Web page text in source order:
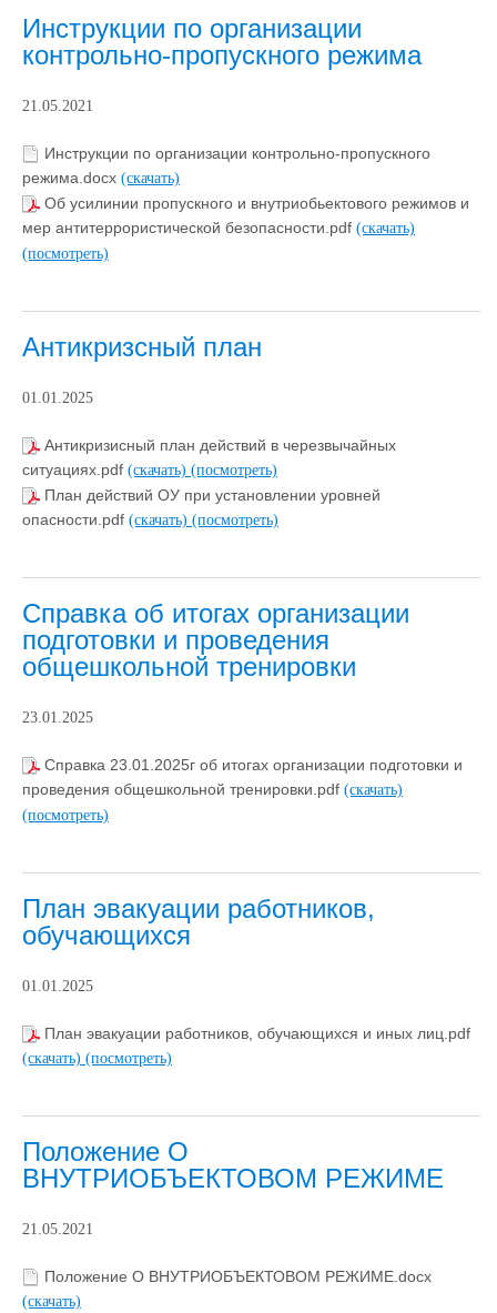
Инструкции по организации
контрольно-пропускного режима
21.05.2021
Инструкции по организации контрольно-пропускного
режима.docx (скачать)
Об усилинии пропускного и внутриобьектового режимов и
мер антитеррористической безопасности.pdf (скачать)
(посмотреть)
Антикризсный план
01.01.2025
Антикризисный план действий в черезвычайных
ситуациях.pdf (скачать) (посмотреть)
План действий ОУ при установлении уровней
опасности.pdf (скачать) (посмотреть)
Справка об итогах организации
подготовки и проведения
общешкольной тренировки
23.01.2025
Справка 23.01.2025г об итогах организации подготовки и
проведения общешкольной тренировки.pdf (скачать)
(посмотреть)
План эвакуации работников,
обучающихся
01.01.2025
План эвакуации работников, обучающихся и иных лиц.pdf
(скачать) (посмотреть)
Положение О
ВНУТРИОБЪЕКТОВОМ РЕЖИМЕ
21.05.2021
Положение О ВНУТРИОБЪЕКТОВОМ РЕЖИМЕ.docx
(скачать)